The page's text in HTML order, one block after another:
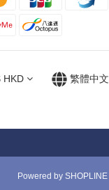
HKD 繁體中文
Powered by SHOPLINE